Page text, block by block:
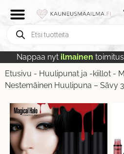
Nappaa nyt ilmainen
Etusivu - Huulipunat ja -kiillot -
Nestemäinen Huulipuna – Sävy